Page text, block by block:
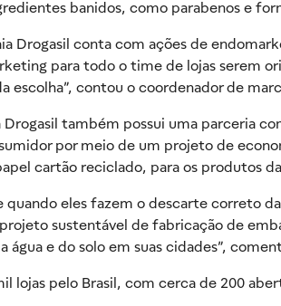
banidos, como parabenos e
Drogasil conta com ações de
para todo o time de lojas serem
contou o coordenador de
também possui uma parceria
por meio de um projeto de
cartão reciclado, para os produtos
quando eles fazem o descarte correto
sustentável de fabricação de
e do solo em suas cidades”,
lojas pelo Brasil, com cerca de 200